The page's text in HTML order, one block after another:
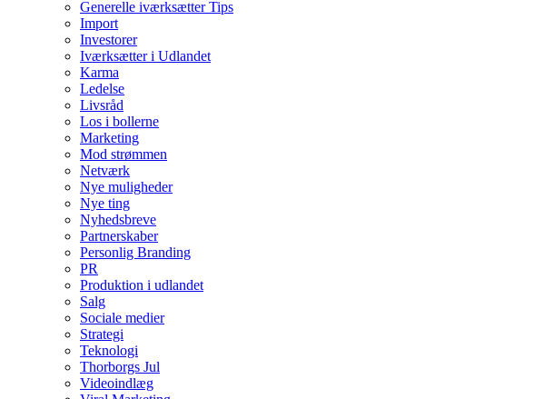
Generelle iværksætter Tips
Import
Investorer
Iværksætter i Udlandet
Karma
Ledelse
Livsråd
Los i bollerne
Marketing
Mod strømmen
Netværk
Nye muligheder
Nye ting
Nyhedsbreve
Partnerskaber
Personlig Branding
PR
Produktion i udlandet
Salg
Sociale medier
Strategi
Teknologi
Thorborgs Jul
Videoindlæg